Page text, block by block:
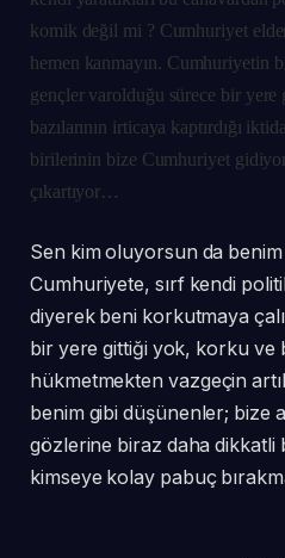
komik değil mi ? Cumhuriyet
hemen kanmayın. Cumhuriyetin
gençler varolduğu sürece bir
bazılarının irticaya kaptırdığı
birilerinin bize Cumhuriyet
çıkartıyor…
Sen kim oluyorsun da benim
Cumhuriyete, sırf kendi
diyerek beni korkutmaya
bir yere gittiği yok, korku ve
hükmetmekten vazgeçin
benim gibi düşünenler; bize
gözlerine biraz daha dikkatli
kimseye kolay pabuç